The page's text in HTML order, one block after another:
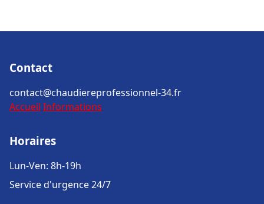
Contact
contact@chaudiereprofessionnel-34.fr
Accueil Informations
Horaires
Lun-Ven: 8h-19h
Service d'urgence 24/7